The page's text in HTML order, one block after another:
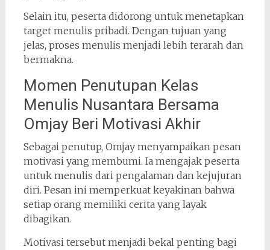
Selain itu, peserta didorong untuk menetapkan
target menulis pribadi. Dengan tujuan yang
jelas, proses menulis menjadi lebih terarah dan
bermakna.
Momen Penutupan Kelas
Menulis Nusantara Bersama
Omjay Beri Motivasi Akhir
Sebagai penutup, Omjay menyampaikan pesan
motivasi yang membumi. Ia mengajak peserta
untuk menulis dari pengalaman dan kejujuran
diri. Pesan ini memperkuat keyakinan bahwa
setiap orang memiliki cerita yang layak
dibagikan.
Motivasi tersebut menjadi bekal penting bagi